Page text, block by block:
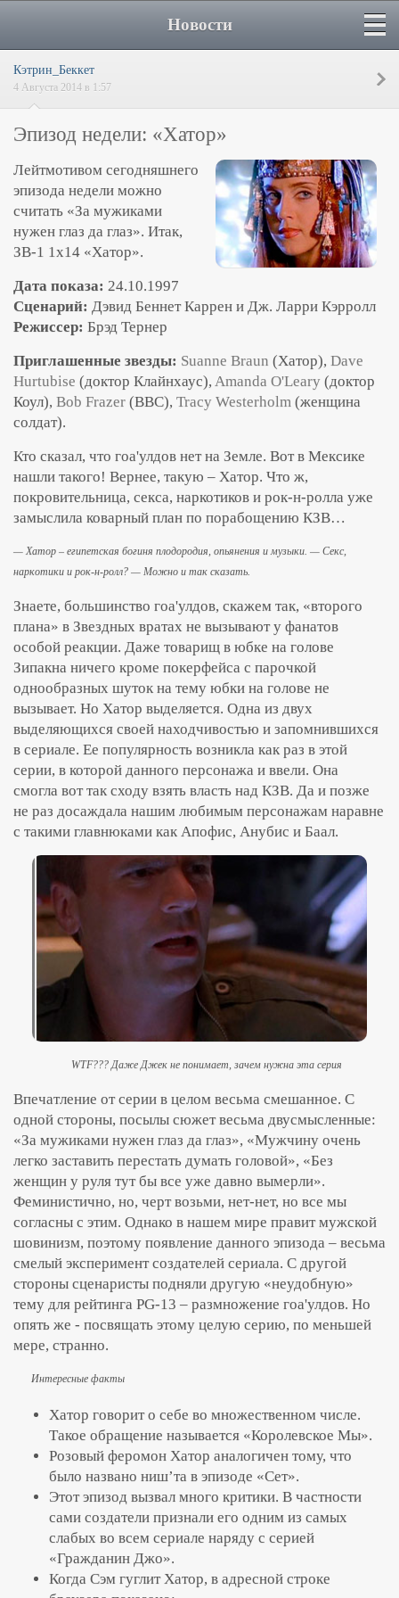
Новости
Кэтрин_Беккет
4 Августа 2014 в 1:57
Эпизод недели: «Хатор»
Лейтмотивом сегодняшнего
эпизода недели можно
считать «За мужиками
нужен глаз да глаз». Итак,
ЗВ-1 1х14 «Хатор».
Дата показа: 24.10.1997
Сценарий: Дэвид Беннет Каррен и Дж. Ларри Кэрролл
Режиссер: Брэд Тернер
Приглашенные звезды: Suanne Braun (Хатор), Dave
Hurtubise (доктор Клайнхаус), Amanda O'Leary (доктор
Коул), Bob Frazer (ВВС), Tracy Westerholm (женщина
солдат).
Кто сказал, что гоа'улдов нет на Земле. Вот в Мексике
нашли такого! Вернее, такую – Хатор. Что ж,
покровительница, секса, наркотиков и рок-н-ролла уже
замыслила коварный план по порабощению КЗВ…
— Хатор – египетская богиня плодородия, опьянения и музыки. — Секс,
наркотики и рок-н-ролл? — Можно и так сказать.
Знаете, большинство гоа'улдов, скажем так, «второго
плана» в Звездных вратах не вызывают у фанатов
особой реакции. Даже товарищ в юбке на голове
Зипакна ничего кроме покерфейса с парочкой
однообразных шуток на тему юбки на голове не
вызывает. Но Хатор выделяется. Одна из двух
выделяющихся своей находчивостью и запомнившихся
в сериале. Ее популярность возникла как раз в этой
серии, в которой данного персонажа и ввели. Она
смогла вот так сходу взять власть над КЗВ. Да и позже
не раз досаждала нашим любимым персонажам наравне
с такими главнюками как Апофис, Анубис и Баал.
WTF??? Даже Джек не понимает, зачем нужна эта серия
Впечатление от серии в целом весьма смешанное. С
одной стороны, посылы сюжет весьма двусмысленные:
«За мужиками нужен глаз да глаз», «Мужчину очень
легко заставить перестать думать головой», «Без
женщин у руля тут бы все уже давно вымерли».
Феминистично, но, черт возьми, нет-нет, но все мы
согласны с этим. Однако в нашем мире правит мужской
шовинизм, поэтому появление данного эпизода – весьма
смелый эксперимент создателей сериала. С другой
стороны сценаристы подняли другую «неудобную»
тему для рейтинга PG-13 – размножение гоа'улдов. Но
опять же - посвящать этому целую серию, по меньшей
мере, странно.
Интересные факты
Хатор говорит о себе во множественном числе.
Такое обращение называется «Королевское Мы».
Розовый феромон Хатор аналогичен тому, что
было названо ниш’та в эпизоде «Сет».
Этот эпизод вызвал много критики. В частности
сами создатели признали его одним из самых
слабых во всем сериале наряду с серией
«Гражданин Джо».
Когда Сэм гуглит Хатор, в адресной строке